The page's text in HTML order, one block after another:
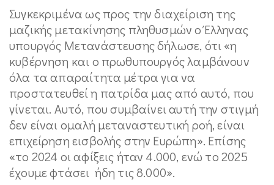
Συγκεκριμένα ως προς την διαχείριση της
μαζικής μετακίνησης πληθυσμών ο Έλληνας
υπουργός Μετανάστευσης δήλωσε, ότι «η
κυβέρνηση και ο πρωθυπουργός λαμβάνουν
όλα τα απαραίτητα μέτρα για να
προστατευθεί η πατρίδα μας από αυτό, που
γίνεται. Αυτό, που συμβαίνει αυτή την στιγμή
δεν είναι ομαλή μεταναστευτική ροή, είναι
επιχείρηση εισβολής στην Ευρώπη». Επίσης
«το 2024 οι αφίξεις ήταν 4.000, ενώ το 2025
έχουμε φτάσει ήδη τις 8.000».